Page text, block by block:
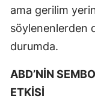
ama gerilim
söylenenlerden
durumda.
ABD’NİN
ETKİSİ